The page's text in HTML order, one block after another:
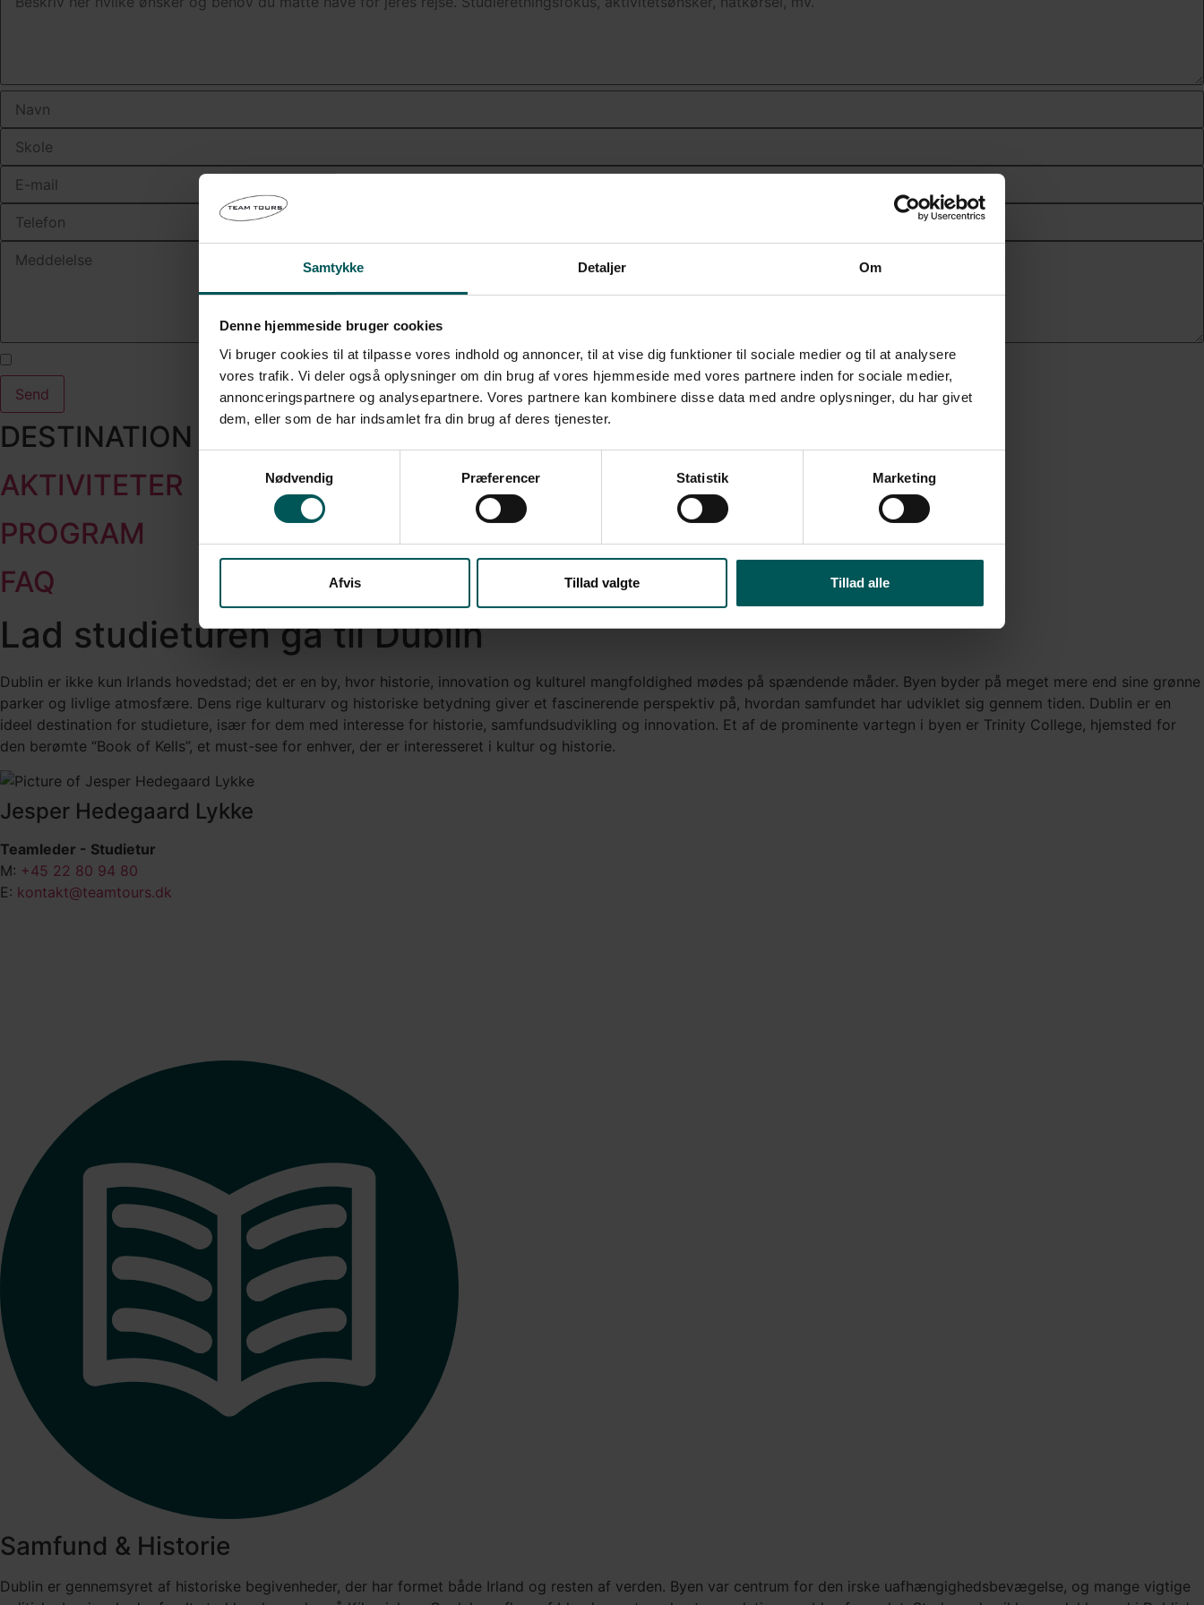
Samtykke Detaljer Om
Denne hjemmeside bruger cookies
Vi bruger cookies til at tilpasse vores indhold og annoncer, til at vise dig funktioner til sociale medier og til at analysere
vores trafik. Vi deler også oplysninger om din brug af vores hjemmeside med vores partnere inden for sociale medier,
annonceringspartnere og analysepartnere. Vores partnere kan kombinere disse data med andre oplysninger, du har givet
dem, eller som de har indsamlet fra din brug af deres tjenester.
Nødvendig
Præferencer Statistik Marketing
Afvis Tillad valgte Tillad alle
Jeg accepterer vilkår og betingelser beskrevet i Team Tour'sCookie og Privatlivspolitik .
Send
DESTINATION
AKTIVITETER
PROGRAM
FAQ
Lad studieturen gå til Dublin
Dublin er ikke kun Irlands hovedstad; det er en by, hvor historie, innovation og kulturel mangfoldighed mødes på spændende måder. Byen byder på meget mere end sine grønne
parker og livlige atmosfære. Dens rige kulturarv og historiske betydning giver et fascinerende perspektiv på, hvordan samfundet har udviklet sig gennem tiden. Dublin er en
ideel destination for studieture, især for dem med interesse for historie, samfundsudvikling og innovation. Et af de prominente vartegn i byen er Trinity College, hjemsted for
den berømte “Book of Kells”, et must-see for enhver, der er interesseret i kultur og historie.
Jesper Hedegaard Lykke
Teamleder - Studietur
M: +45 22 80 94 80
E: kontakt@teamtours.dk
Samfund & Historie​
Dublin er gennemsyret af historiske begivenheder, der har formet både Irland og resten af verden. Byen var centrum for den irske uafhængighedsbevægelse, og mange vigtige